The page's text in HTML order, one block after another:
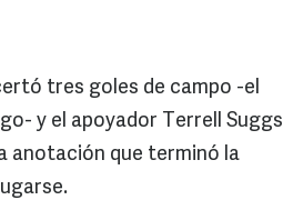
tres goles de campo -el
y el apoyador Terrell Suggs
anotación que terminó la